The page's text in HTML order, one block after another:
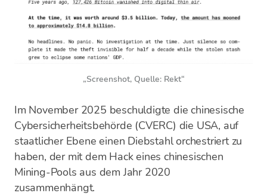
„Screenshot, Quelle: Rekt“
Im November 2025 beschuldigte die chinesische
Cybersicherheitsbehörde (CVERC) die USA, auf
staatlicher Ebene einen Diebstahl orchestriert zu
haben, der mit dem Hack eines chinesischen
Mining-Pools aus dem Jahr 2020
zusammenhängt.